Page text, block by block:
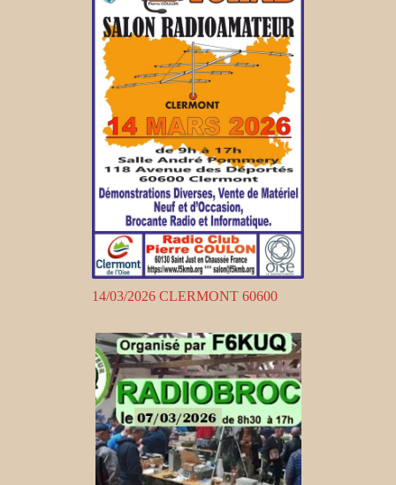
14/03/2026 CLERMONT 60600